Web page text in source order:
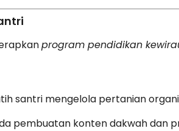
program pendidikan
santri mengelola pertanian
pembuatan konten dakwah dan